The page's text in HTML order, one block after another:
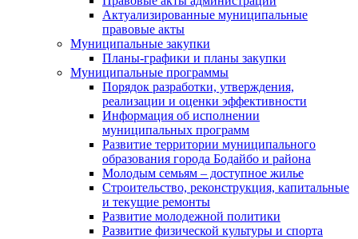
Актуализированные муниципальные
правовые акты
Муниципальные закупки
Планы-графики и планы закупки
Муниципальные программы
Порядок разработки, утверждения,
реализации и оценки эффективности
Информация об исполнении
муниципальных программ
Развитие территории муниципального
образования города Бодайбо и района
Молодым семьям – доступное жилье
Строительство, реконструкция, капитальные
и текущие ремонты
Развитие молодежной политики
Развитие физической культуры и спорта